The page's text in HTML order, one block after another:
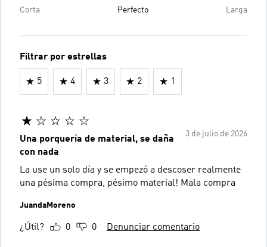
Corta Perfecto Larga
Filtrar por estrellas
5 4 3 2 1
3 de julio de 2026
Una porquería de material, se daña
con nada
La use un solo día y se empezó a descoser realmente
una pésima compra, pésimo material! Mala compra
JuandaMoreno
¿Útil? 0 0 Denunciar comentario